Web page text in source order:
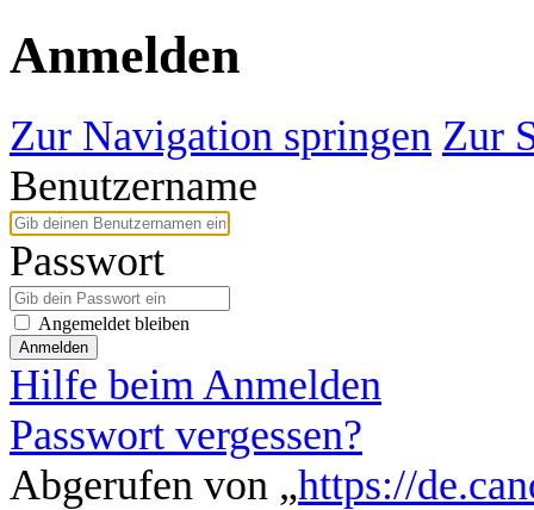
Anmelden
Zur Navigation springen Zur
Benutzername
Passwort
Angemeldet bleiben
Anmelden
Hilfe beim Anmelden
Passwort vergessen?
Abgerufen von „https://